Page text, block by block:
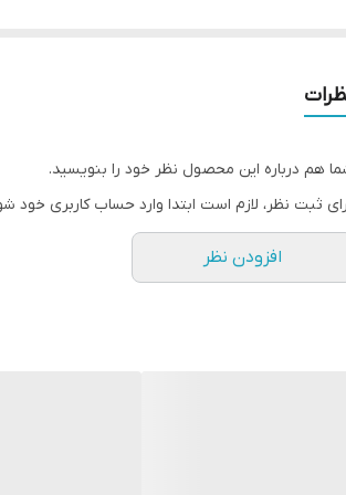
هم درباره این محصول نظر خود را بنویسید.
ثبت نظر، لازم است ابتدا وارد حساب کاربری خود
افزودن نظر